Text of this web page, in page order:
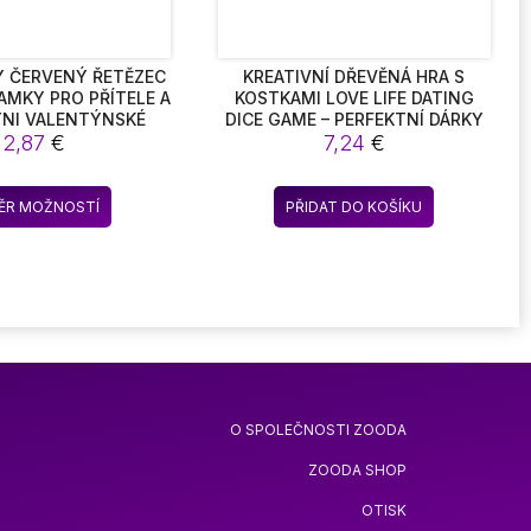
ČERVENÝ ŘETĚZEC
PRO PŘÍTELE A
VALENTÝNSKÉ
NĚJ A JEJÍ UZEL
2,87€
MOŽNOSTÍ
Tento
produkt
Možnosti
KREATIVNÍ DŘEVĚNÁ HRA S
KOSTKAMI LOVE LIFE DATING
DICE GAME – PERFEKTNÍ DÁRKY
PRO PŘÍTELE, SVATBU, VÝROČÍ
7,24 €
PŘIDAT DO KOŠÍKU
O SPOLEČNOSTI ZOODA
ZOODA SHOP
OTISK